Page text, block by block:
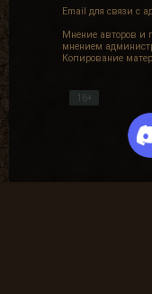
Email для связи с
Мнение авторов и
мнением
Копирование
16+